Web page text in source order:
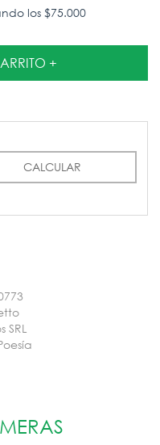
los $75.000
CALCULAR
SRL